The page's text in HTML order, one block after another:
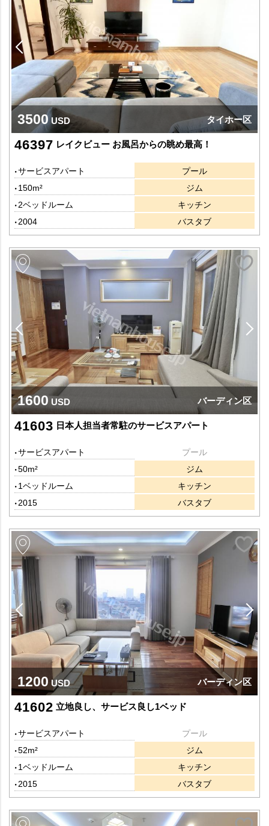
3500 USD タイホー区
46397 レイクビュー お風呂からの眺め最高！
サービスアパート
150m²
2ベッドルーム
2004
プール
ジム
キッチン
バスタブ
1600 USD バーディン区
41603 日本人担当者常駐のサービスアパート
サービスアパート
50m²
1ベッドルーム
2015
プール
ジム
キッチン
バスタブ
1200 USD バーディン区
41602 立地良し、サービス良し1ベッド
サービスアパート
52m²
1ベッドルーム
2015
プール
ジム
キッチン
バスタブ